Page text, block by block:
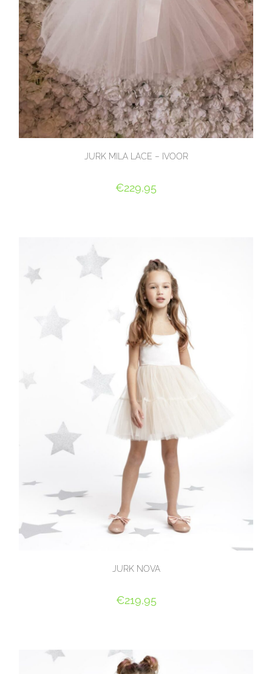
JURK MILA LACE – IVOOR
€229,95
JURK NOVA
€219,95